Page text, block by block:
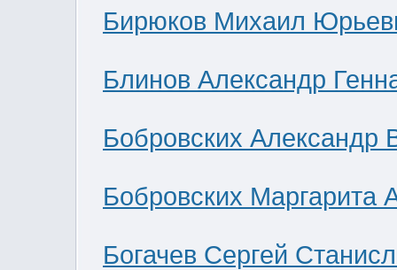
Бирюков Михаил
Блинов Александр
Бобровских Александр
Бобровских Маргарита
Богачев Сергей